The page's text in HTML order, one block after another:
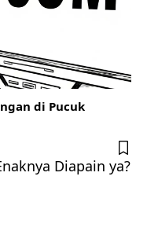
di Pucuk